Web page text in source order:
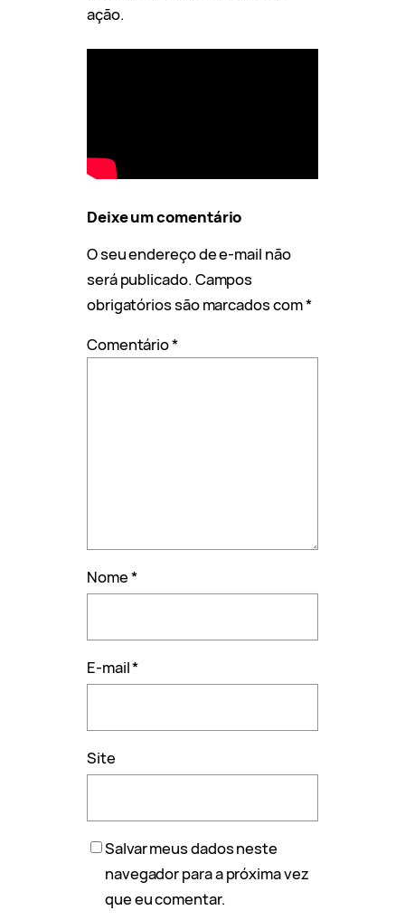
ação.
Deixe um comentário
O seu endereço de e-mail não
será publicado. Campos
obrigatórios são marcados com*
Comentário*
Nome*
E-mail*
Site
Salvar meus dados neste
navegador para a próxima vez
que eu comentar.